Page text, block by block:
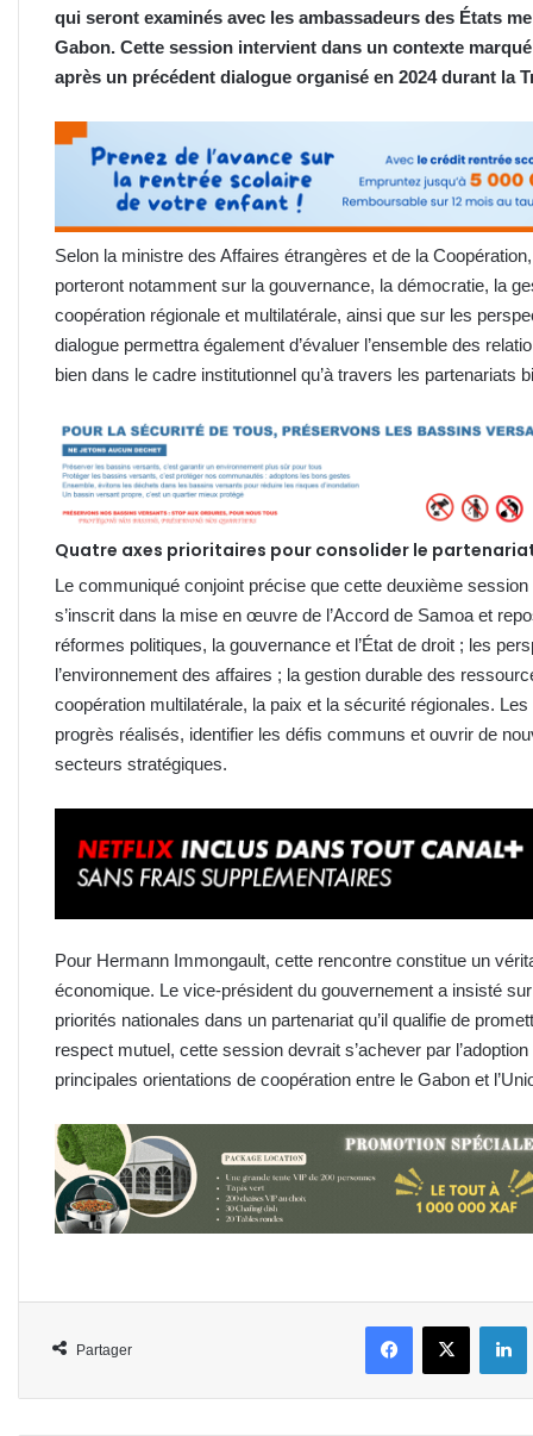
qui seront examinés avec les ambassadeurs des États
Gabon. Cette session intervient dans un contexte
après un précédent dialogue organisé en 2024 durant la
Selon la ministre des Affaires étrangères et de la
porteront notamment sur la gouvernance, la démocratie, la
coopération régionale et multilatérale, ainsi que sur les
dialogue permettra également d’évaluer l’ensemble des
bien dans le cadre institutionnel qu’à travers les
Quatre axes prioritaires pour consolider le
Le communiqué conjoint précise que cette deuxième
s’inscrit dans la mise en œuvre de l’Accord de Samoa et
réformes politiques, la gouvernance et l’État de droit ; les
l’environnement des affaires ; la gestion durable des
coopération multilatérale, la paix et la sécurité régionales.
progrès réalisés, identifier les défis communs et ouvrir de
secteurs stratégiques.
Pour Hermann Immongault, cette rencontre constitue un
économique. Le vice-président du gouvernement a insisté
priorités nationales dans un partenariat qu’il qualifie de
respect mutuel, cette session devrait s’achever par
principales orientations de coopération entre le Gabon et
Partager
FacebookX